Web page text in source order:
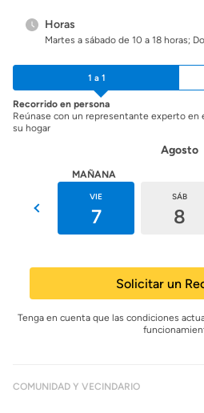
Horas
Martes a sábado de 10 a 18 horas;
1 a 1
Recorrido en persona
Reúnase con un representante experto en
su hogar
Agosto
MAÑANA
VIE
7
SÁB
8
Solicitar un
Tenga en cuenta que las condiciones
COMUNIDAD Y VECINDARIO